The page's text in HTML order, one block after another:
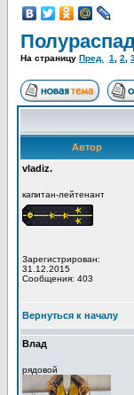
На страницу Пред. 1 2
Автор
vladiz.
капитан-лейтенант
Зарегистрирован:
31.12.2015
Сообщения: 403
Вернуться к началу
Влад
рядовой